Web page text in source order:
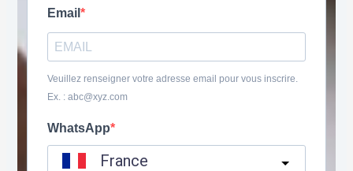
Email
Veuillez renseigner votre adresse email pour vous inscrire.
Ex. : abc@xyz.com
WhatsApp
France